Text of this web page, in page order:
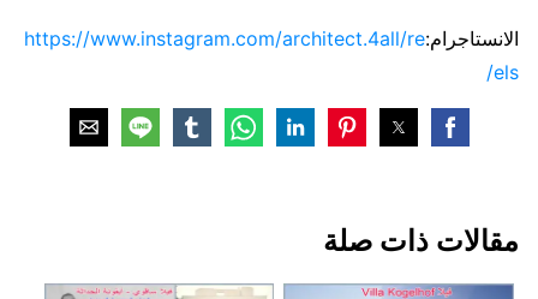
الانستاجرام:https://www.instagram.com/architect.4all/re
els/
مقالات ذات صلة